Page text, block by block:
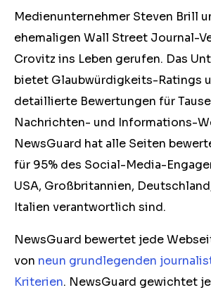
Medienunternehmer Steven Brill
ehemaligen Wall Street Journal-
Crovitz ins Leben gerufen. Das
bietet Glaubwürdigkeits-Ratings
detaillierte Bewertungen für
Nachrichten- und Informations-
NewsGuard hat alle Seiten
für 95% des Social-Media-
USA, Großbritannien,
Italien verantwortlich sind.
NewsGuard bewertet jede
von neun grundlegenden
Kriterien. NewsGuard gewichtet